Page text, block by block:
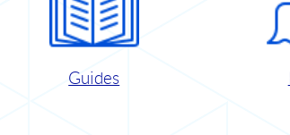
Guides